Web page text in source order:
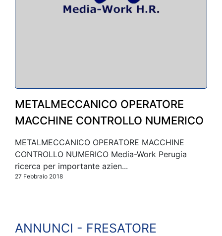
METALMECCANICO OPERATORE
MACCHINE CONTROLLO NUMERICO
METALMECCANICO OPERATORE MACCHINE
CONTROLLO NUMERICO Media-Work Perugia
ricerca per importante azien...
27 Febbraio 2018
ANNUNCI - FRESATORE